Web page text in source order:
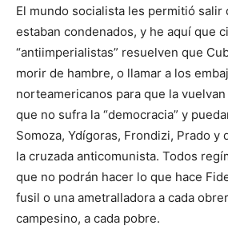
El mundo socialista les permitió salir
estaban condenados, y he aquí que
“antiimperialistas” resuelven que
morir de hambre, o llamar a los
norteamericanos para que la
que no sufra la “democracia” y
Somoza, Ydígoras, Frondizi, Prado y
la cruzada anticomunista. Todos
que no podrán hacer lo que hace
fusil o una ametralladora a cada
campesino, a cada pobre.